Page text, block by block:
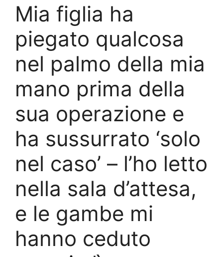
Mia figlia ha
piegato qualcosa
nel palmo della mia
mano prima della
sua operazione e
ha sussurrato ‘solo
nel caso’ – l’ho letto
nella sala d’attesa,
e le gambe mi
hanno ceduto